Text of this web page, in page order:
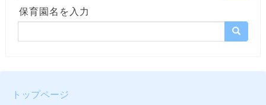
保育園名を入力
トップページ